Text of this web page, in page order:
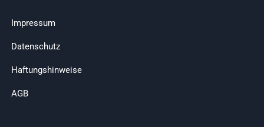
Impressum
Datenschutz
Haftungshinweise
AGB